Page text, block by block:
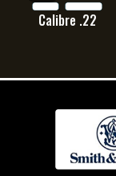
Calibre .22